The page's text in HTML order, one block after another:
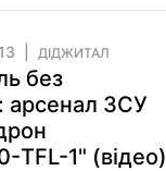
ДІДЖИТАЛ
без
арсенал ЗСУ
TFL-1" (відео)